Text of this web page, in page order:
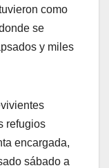
como
se
y miles
refugios
encargada,
sábado a